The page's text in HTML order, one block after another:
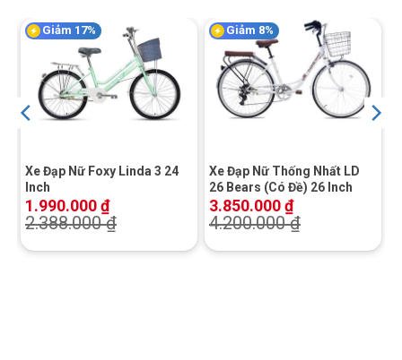
Giảm 17%
Xe Đạp Nữ Foxy Linda 3 24
Inch
1.990.000₫
2.388.000₫
Giảm 8%
Xe Đạp Nữ Thống Nhất LD
26 Bears (Có Đề) 26 Inch
3.850.000₫
4.200.000₫